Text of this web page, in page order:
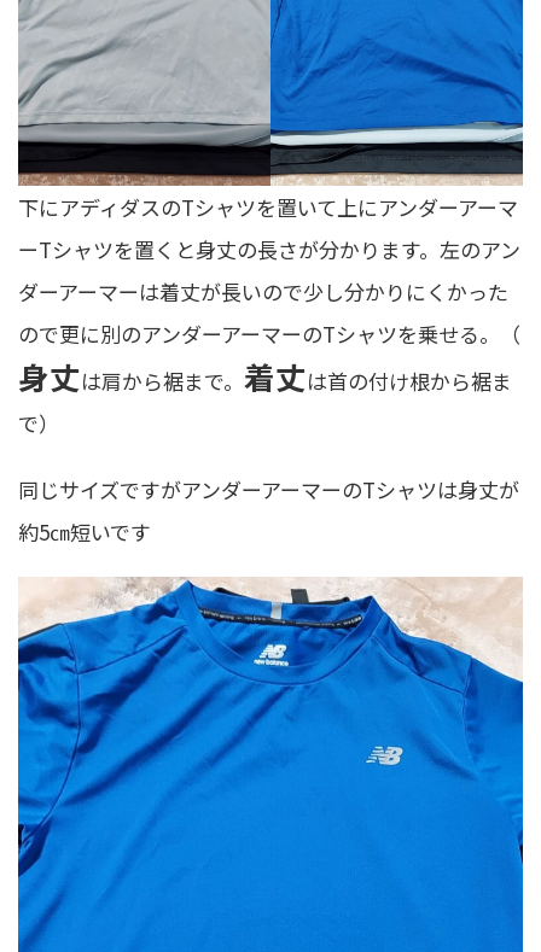
下にアディダスのTシャツを置いて上にアンダーアーマ
ーTシャツを置くと身丈の長さが分かります。左のアン
ダーアーマーは着丈が長いので少し分かりにくかった
ので更に別のアンダーアーマーのTシャツを乗せる。（
身丈は肩から裾まで。 着丈は首の付け根から裾ま
で）
同じサイズですがアンダーアーマーのTシャツは身丈が
約5㎝短いです